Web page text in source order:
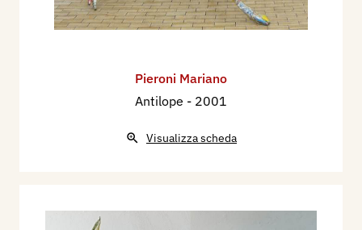
Pieroni Mariano
Antilope - 2001
Visualizza scheda